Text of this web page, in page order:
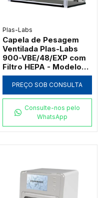
Plas-Labs
Capela de Pesagem
Ventilada Plas-Labs
900-VBE/48/EXP com
Filtro HEPA - Modelo
Grande
PREÇO SOB CONSULTA
Consulte-nos pelo
WhatsApp